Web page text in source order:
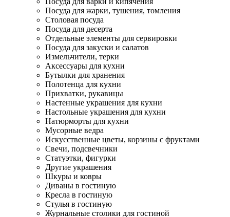
Посуда для жарки, тушения, томления
Столовая посуда
Посуда для десерта
Отдельные элементы для сервировки
Посуда для закуски и салатов
Измельчители, терки
Аксессуары для кухни
Бутылки для хранения
Полотенца для кухни
Прихватки, рукавицы
Настенные украшения для кухни
Настольные украшения для кухни
Натюрморты для кухни
Мусорные ведра
Искусственные цветы, корзины с фруктами
Свечи, подсвечники
Статуэтки, фигурки
Другие украшения
Шкуры и ковры
Диваны в гостиную
Кресла в гостиную
Стулья в гостиную
Журнальные столики для гостиной